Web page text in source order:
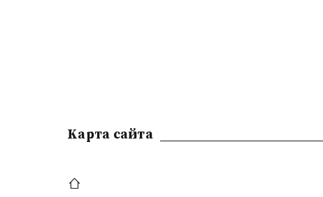
Kарта сайта